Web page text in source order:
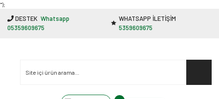
"');
DESTEK Whatsapp
05359609675
WHATSAPP İLETİŞİM
5359609675